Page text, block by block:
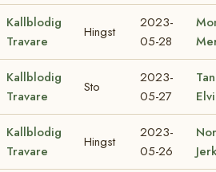
Kallblodig
Travare
Hingst
2023-
05-28
Kallblodig
Travare
Sto
2023-
05-27
Kallblodig
Travare
Hingst
2023-
05-26